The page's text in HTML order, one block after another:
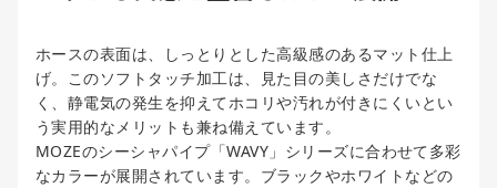
ホースの表面は、しっとりとした高級感のあるマット仕上
げ。このソフトタッチ加工は、見た目の美しさだけでな
く、静電気の発生を抑えてホコリや汚れが付きにくいとい
う実用的なメリットも兼ね備えています。
MOZEのシーシャパイプ「WAVY」シリーズに合わせて多彩
なカラーが展開されています。ブラックやホワイトなどの